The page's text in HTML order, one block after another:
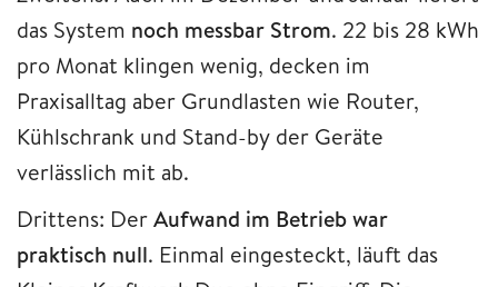
das System noch messbar Strom. 22 bis 28 kWh
pro Monat klingen wenig, decken im
Praxisalltag aber Grundlasten wie Router,
Kühlschrank und Stand-by der Geräte
verlässlich mit ab.
Drittens: DerAufwand im Betrieb war
praktisch null. Einmal eingesteckt, läuft das